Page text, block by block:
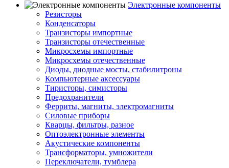
Электронные компоненты
Резисторы
Конденсаторы
Транзисторы импортные
Транзисторы отечественные
Микросхемы импортные
Микросхемы отечественные
Диоды, диодные мосты, стабилитроны
Компьютерные аксессуары
Тиристоры, симисторы
Предохранители
Ферриты, магниты, электромагниты
Силовые приборы
Кварцы, фильтры, разное
Оптоэлектронные элементы
Акустические компоненты
Трансформаторы, умножители
Переключатели, тумблера